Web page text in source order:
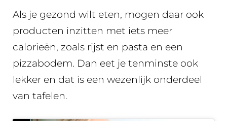
Als je gezond wilt eten, mogen daar ook
producten inzitten met iets meer
calorieën, zoals rijst en pasta en een
pizzabodem. Dan eet je tenminste ook
lekker en dat is een wezenlijk onderdeel
van tafelen.